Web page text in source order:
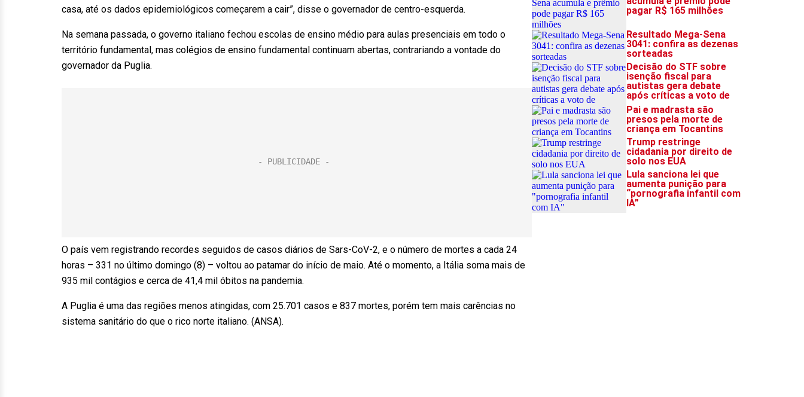
casa, até os dados epidemiológicos começarem a cair”, disse o governador de centro-esquerda.
Na semana passada, o governo italiano fechou escolas de ensino médio para aulas presenciais em todo o
território fundamental, mas colégios de ensino fundamental continuam abertas, contrariando a vontade do
governador da Puglia.
O país vem registrando recordes seguidos de casos diários de Sars-CoV-2, e o número de mortes a cada 24
horas – 331 no último domingo (8) – voltou ao patamar do início de maio. Até o momento, a Itália soma mais de
935 mil contágios e cerca de 41,4 mil óbitos na pandemia.
A Puglia é uma das regiões menos atingidas, com 25.701 casos e 837 mortes, porém tem mais carências no
sistema sanitário do que o rico norte italiano. (ANSA).